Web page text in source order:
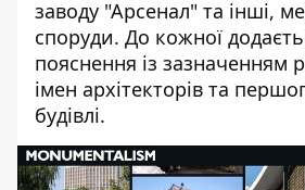
заводу "Арсенал" та інші,
споруди. До кожної
пояснення із зазначенням
імен архітекторів та
будівлі.